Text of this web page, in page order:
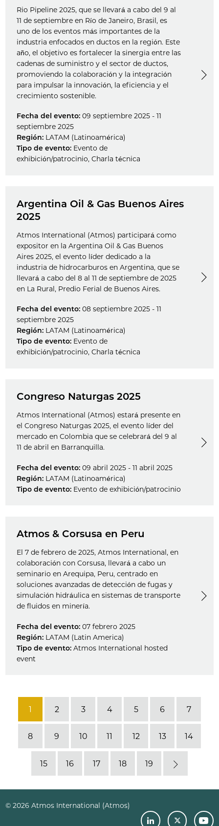
Rio Pipeline 2025, que se llevará a cabo del 9 al
11 de septiembre en Río de Janeiro, Brasil, es
uno de los eventos más importantes de la
industria enfocados en ductos en la región. Este
año, el objetivo es fortalecer la sinergia entre las
cadenas de suministro y el sector de ductos,
promoviendo la colaboración y la integración
para impulsar la innovación, la eficiencia y el
crecimiento sostenible.
Fecha del evento: 09 septiembre 2025 - 11
septiembre 2025
Región:LATAM (Latinoamérica)
Tipo de evento:Evento de
exhibición/patrocinio, Charla técnica
Argentina Oil & Gas Buenos Aires
2025
Atmos International (Atmos) participará como
expositor en la Argentina Oil & Gas Buenos
Aires 2025, el evento líder dedicado a la
industria de hidrocarburos en Argentina, que se
llevará a cabo del 8 al 11 de septiembre de 2025
en La Rural, Predio Ferial de Buenos Aires.
Fecha del evento: 08 septiembre 2025 - 11
septiembre 2025
Región:LATAM (Latinoamérica)
Tipo de evento:Evento de
exhibición/patrocinio, Charla técnica
Congreso Naturgas 2025
Atmos International (Atmos) estará presente en
el Congreso Naturgas 2025, el evento líder del
mercado en Colombia que se celebrará del 9 al
11 de abril en Barranquilla.
Fecha del evento: 09 abril 2025 - 11 abril 2025
Región:LATAM (Latinoamérica)
Tipo de evento:Evento de exhibición/patrocinio
Atmos & Corsusa en Peru
El 7 de febrero de 2025, Atmos International, en
colaboración con Corsusa, llevará a cabo un
seminario en Arequipa, Peru, centrado en
soluciones avanzadas de detección de fugas y
simulación hidráulica en sistemas de transporte
de fluidos en minería.
Fecha del evento: 07 febrero 2025
Región:LATAM (Latin America)
Tipo de evento:Atmos International hosted
event
1 2 3 4 5 6 7
8 9 10 11 12 13 14
15 16 17 18 19
Next
© 2026 Atmos International (Atmos)